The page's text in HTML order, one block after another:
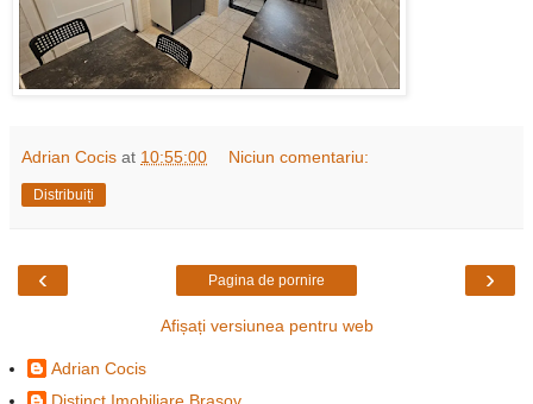
Adrian Cocis at 10:55:00 Niciun comentariu:
Distribuiți
‹ ›
Pagina de pornire
Afișați versiunea pentru web
Adrian Cocis